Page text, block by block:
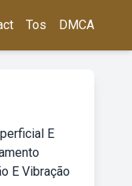
Tos DMCA
E
E Vibração